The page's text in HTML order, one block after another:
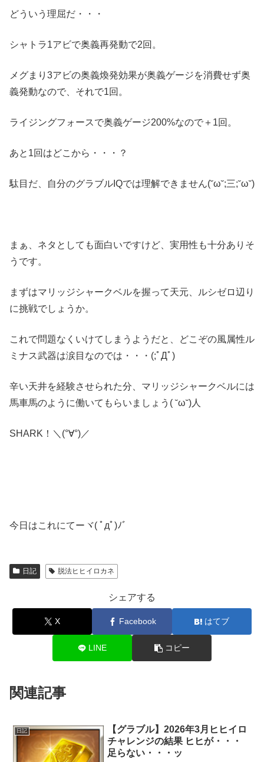
どういう理屈だ・・・
シャトラ1アビで奥義再発動で2回。
メグまり3アビの奥義煥発効果が奥義ゲージを消費せず奥
義発動なので、それで1回。
ライジングフォースで奥義ゲージ200%なので＋1回。
あと1回はどこから・・・？
駄目だ、自分のグラブルIQでは理解できません(˘ω˘;三;˘ω˘)
まぁ、ネタとしても面白いですけど、実用性も十分ありそ
うです。
まずはマリッジシャークベルを握って天元、ルシゼロ辺り
に挑戦でしょうか。
これで問題なくいけてしまうようだと、どこぞの風属性ル
ミナス武器は涙目なのでは・・・(;ﾟДﾟ)
辛い天井を経験させられた分、マリッジシャークベルには
馬車馬のように働いてもらいましょう( ˘ω˘)人
SHARK！＼(°∀°)／
今日はこれにてーヾ( ﾟдﾟ)ﾉ゛
日記 脱法ヒヒイロカネ
シェアする
X Facebook はてブ
LINE コピー
関連記事
日記
【グラブル】2026年3月ヒヒイロ
チャレンジの結果 ヒヒが・・・
足らない・・・ッ